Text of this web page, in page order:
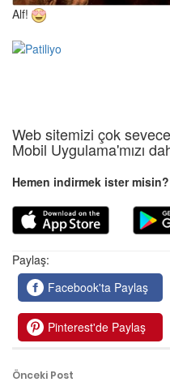
Alf!
Web sitemizi çok
Mobil Uygulama'mızı
Hemen indirmek ister misin?
Paylaş:
Facebook'ta Paylaş
Pinterest'de Paylaş
Önceki Post